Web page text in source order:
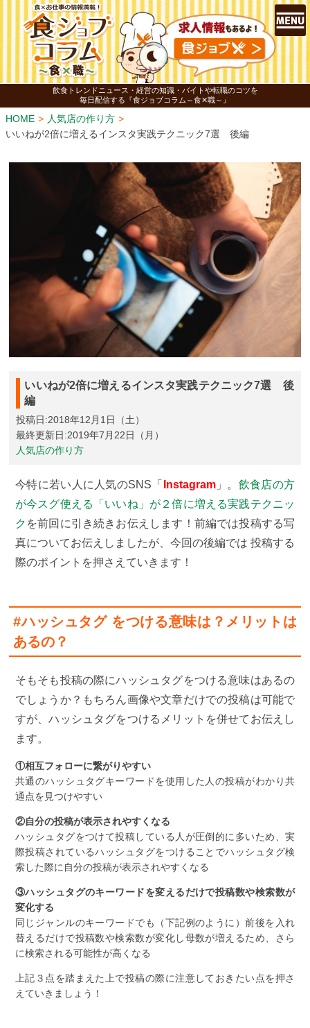
飲食トレンドニュース・経営の知識・バイトや転職のコツを
毎日配信する『食ジョブコラム～食✕職～』
HOME
人気店の作り方
いいねが2倍に増えるインスタ実践テクニック7選 後編
いいねが2倍に増えるインスタ実践テクニック7選 後
編
投稿日:2018年12月1日（土）
最終更新日:2019年7月22日（月）
人気店の作り方
今特に若い人に人気のSNS「 Instagram」。 飲食店の方
が今スグ使える「いいね」が２倍に増える実践テクニッ
ク を前回に引き続きお伝えします！前編では投稿する写
真についてお伝えしましたが、今回の後編では 投稿する
際のポイントを押さえていきます！
#ハッシュタグ をつける意味は？メリットは
あるの？
そもそも投稿の際にハッシュタグをつける意味はあるの
でしょうか？もちろん画像や文章だけでの投稿は可能で
すが、ハッシュタグをつけるメリットを併せてお伝えし
ます。
①相互フォローに繋がりやすい
共通のハッシュタグキーワードを使用した人の投稿がわかり共
通点を見つけやすい
②自分の投稿が表示されやすくなる
ハッシュタグをつけて投稿している人が圧倒的に多いため、実
際投稿されているハッシュタグをつけることでハッシュタグ検
索した際に自分の投稿が表示されやすくなる
③ハッシュタグのキーワードを変えるだけで投稿数や検索数が
変化する
同じジャンルのキーワードでも（下記例のように）前後を入れ
替えるだけで投稿数や検索数が変化し母数が増えるため、さら
に検索される可能性が高くなる
上記３点を踏まえた上で投稿の際に注意しておきたい点を押さ
えていきましょう！